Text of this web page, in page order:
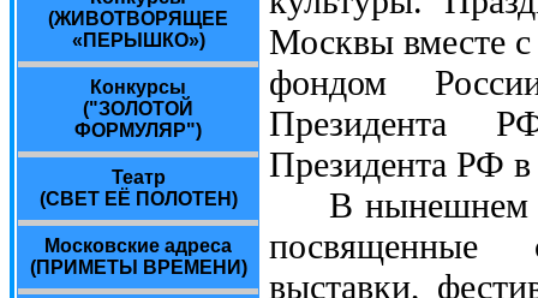
(ЖИВОТВОРЯЩЕЕ
«ПЕРЫШКО»)
Конкурсы
("ЗОЛОТОЙ
ФОРМУЛЯР")
Театр
(СВЕТ ЕЁ ПОЛОТЕН)
Московские адреса
(ПРИМЕТЫ ВРЕМЕНИ)
Москвы вместе
фондом
Президента
Президента РФ
В нынешнем
посвященные
выставки,